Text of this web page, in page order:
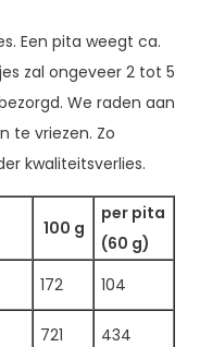
Een pita weegt ca.
zal ongeveer 2 tot 5
We raden aan
te vriezen. Zo
kwaliteitsverlies.
100 g
per pita
(60 g)
172 104
721 434